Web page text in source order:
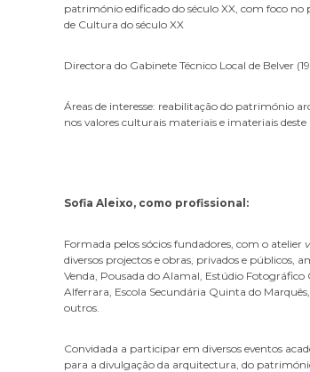
património edificado do século XX, com foco no
de Cultura do século XX
Directora do Gabinete Técnico Local de Belver
Áreas de interesse: reabilitação do património
nos valores culturais materiais e imateriais
Sofia Aleixo, como profissional:
Formada pelos sócios fundadores, com o atelier
diversos projectos e obras, privados e públicos,
Venda, Pousada do Alamal, Estúdio Fotográfico
Alferrara, Escola Secundária Quinta do
outros.
Convidada a participar em diversos eventos
para a divulgação da arquitectura, do